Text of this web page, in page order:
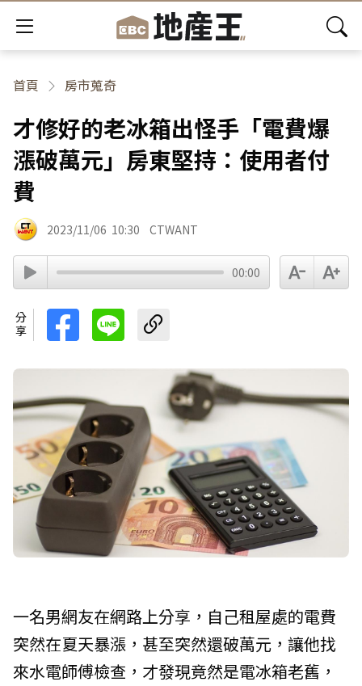
首頁 房市蒐奇
才修好的老冰箱出怪手「電費爆
漲破萬元」房東堅持：使用者付
費
2023/11/06 10:30 CTWANT
00:00
分享
一名男網友在網路上分享，自己租屋處的電費
突然在夏天暴漲，甚至突然還破萬元，讓他找
來水電師傅檢查，才發現竟然是電冰箱老舊，